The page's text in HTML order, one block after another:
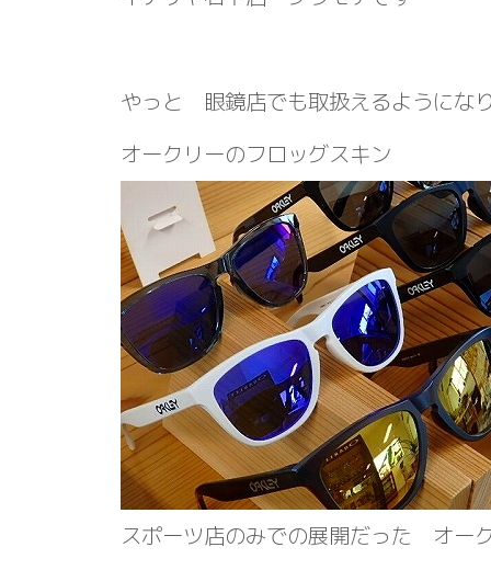
やっと 眼鏡店でも取扱えるようにな
オークリーのフロッグスキン
スポーツ店のみでの展開だった オー